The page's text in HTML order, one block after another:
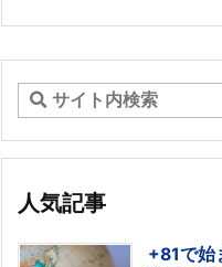
人気記事
+81で始